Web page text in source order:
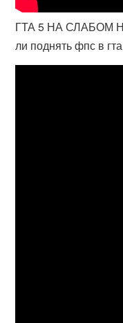
ГТА 5 НА СЛАБОМ
ли поднять фпс в